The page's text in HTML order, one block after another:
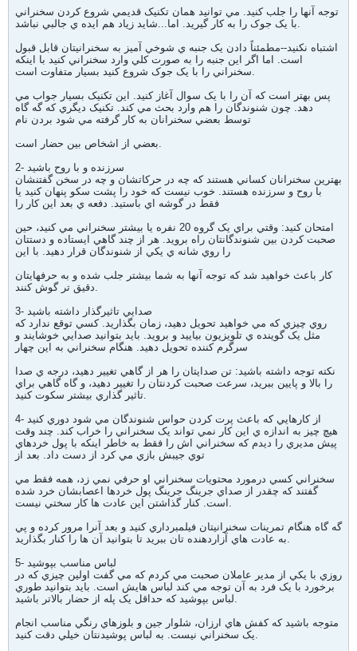
توجه آنها را جلب کنيد. مي توانيد همان تکنيک قديمي شروع کردن سخنراني
با يک جوک را به کار گيريد. اما...شايد زياد هم ايده ي جالبي نباشد.
اشتباه نکنيد--مطمئناً دادن يک جنبه ي شوخي آميز به سخنرانيتان قابل قبول
است. اما اگر اين جنبه را به صورت کلي وارد سخنراني کنيد با اينکه
سخنراني را با يک جوک شروع کنيد بسيار متفاوت است.
پس بهتر است که آن را با يک سوال آغاز کنيد. اين تکنيک بسيار جواب مي
دهد. چون شنوندگان را هم وارد بحث مي کند. تکنيک ديگري که گه گاه
توسط بعضي سخنرانان به کار گرفته مي شود بردن نام
بعضي از اشخاص بين حضار است.
2- سرزنده و با روح باشيد
بهترين سخنرانان کساني هستند که چه در حرکاتشان و چه در سخن گفتنشان
با روح و سرزنده هستند. خوب نيست که خود را پشت سکو پنهان کنيد يا
فقط در گوشه اي باستيد. دفعه ي بعد اين کار را
امتحان کنيد: وقتي براي يک گروه 20 نفره يا بيشتر سخنراني مي کنيد، حين
صحبت کردن بين شنوندگانتان راه برويد. هر از چند گاهي ايستاده و دستتان
را روي شانه ي يکي از شنوندگان قرار دهيد. با اين
کار باعث خواهيد شد که توجه آنها به شما بيشتر جلب شده و به حرفهايتان
دقيق تر گوش کنند.
3- صدايي تاثيرگذار داشته باشيد
روي چيزي که مي خواهيد تحويل دهيد، زمان بگذاريد. کسي توقع ندارد که
مثل يک گوينده ي تلويزيون بياييد و برويد. بايد بتوانيد صدايي خوشايند و
سرگرم کننده تحويل دهيد. هنگام سخنراني به اين چهار
نکته توجه داشته باشيد: تن صدايتان را هر از گاهي تغيير دهيد، درجه ي صدا
را بالا و پايين ببريد، سرعت صحبت کردنتان را تغيير دهيد، و گاه گاهي براي
تاثير گذاري بيشتر سکوت کنيد.
4- از کارهايي که باعث پرت کردن حواس شنوندگان مي شود دوري کنيد
هيچ چيز به اندازه ي اين کار نمي تواند يک سخنراني را خراب کند. چند وقت
پيش مديري را ديدم که سخنراني اش را فقط به خاطر اينکه با پول خردهاي
توي جيبش بازي مي کرد از دست داد. بعد از
سخنراني کسي درمورد محتويات سخنراني او حرفي نمي زد، همه فقط مي
گفتند که چقدر از صداي جرينگ جرينگ پول خردها اعصابشان خرد شده
است. کنار گذاشتن اين عادت ها کار سختي نيست.
گه گاه هنگام تمرينات سخنرانيتان فيلمبرداري کنيد و بعد آنرا مرور کرده و پي
به عادت هاي آزاردهنده تان ببريد تا بتوانيد آن ها را کنار بگذاريد.
5- لباس مناسب بپوشيد
روزي با يکي از مدير عاملان صحبت مي کردم که مي گفت اولين چيزي که در
برخورد با يک فرد به آن توجه مي کند لباس هايش است. بايد بتوانيد طوري
لباس بپوشيد که حداقل يک پله از حضار بالاتر باشيد.
متوجه باشيد که کفش هاي ارزان، شلوار جين و بلوزهاي رنگي مناسب انجام
يک سخنراني نيست. به لباس پوشيدنتان خيلي دقت کنيد.